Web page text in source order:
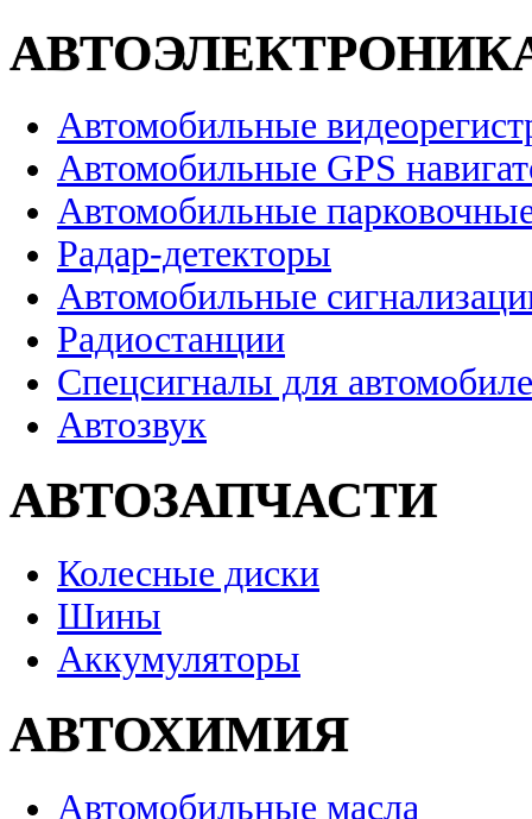
Автомобильные
Автомобильные GPS
Автомобильные
Радар-детекторы
Автомобильные
Радиостанции
Спецсигналы для
Автозвук
АВТОЗАПЧАСТИ
Колесные диски
Шины
Аккумуляторы
АВТОХИМИЯ
Автомобильные масла